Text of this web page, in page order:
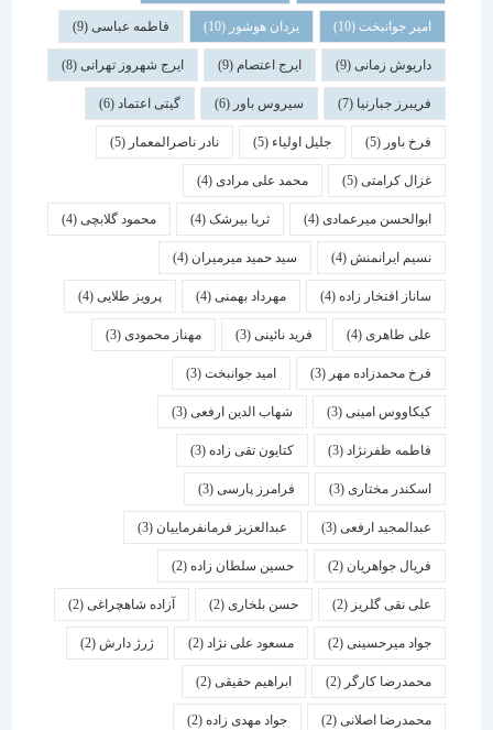
امیر جوانبخت(10) یزدان هوشور(10) فاطمه عباسی(9)
داریوش زمانی(9) ایرج اعتصام(9) ایرج شهروز تهرانی(8)
فریبرز جبارنیا(7) سیروس باور(6) گیتی اعتماد(6)
فرخ باور(5) جلیل اولیاء(5) نادر ناصرالمعمار (5)
غزال کرامتی(5) محمد علی مرادی(4)
ابوالحسن میرعمادی(4) ثریا بیرشک(4) محمود گلابچی(4)
نسیم ایرانمنش(4) سید حمید میرمیران(4)
ساناز افتخار زاده(4) مهرداد بهمنی (4) پرویز طلایی(4)
علی طاهری(4) فرید نائینی(3) مهناز محمودی(3)
فرخ محمدزاده مهر(3) امید جوانبخت(3)
کیکاووس امینی(3) شهاب الدین ارفعی(3)
فاطمه ظفرنژاد(3) کتایون تقی زاده(3)
اسكندر مختاری (3) فرامرز پارسی(3)
عبدالمجید ارفعی(3) عبدالعزیز فرمانفرماییان(3)
فریال جواهریان(2) حسین سلطان زاده(2)
علی نقی گلریز(2) حسن بلخاری(2) آزاده شاهچراغی(2)
جواد میرحسینی(2) مسعود علی نژاد(2) ژرژ دارش (2)
محمدرضا کارگر(2) ابراهیم حقیقی(2)
محمدرضا اصلانی(2) جواد مهدی زاده(2)